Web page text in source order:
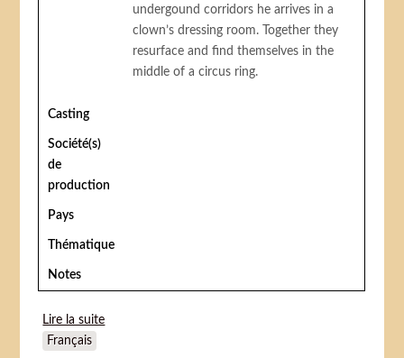
undergound corridors he arrives in a
clown’s dressing room. Together they
resurface and find themselves in the
middle of a circus ring.
Casting
Société(s)
de
production
Pays
Thématique
Notes
Lire la suite
Français